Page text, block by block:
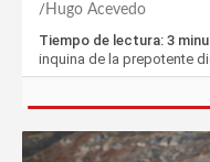
Hugo Acevedo
Tiempo de lectura: 3
inquina de la prepotente